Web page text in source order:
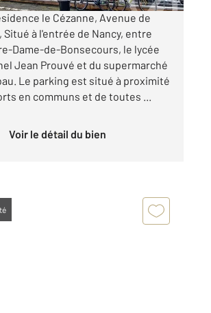
le Cézanne, Avenue de
à l'entrée de Nancy, entre
Dame-de-Bonsecours, le lycée
Jean Prouvé et du supermarché
Le parking est situé à proximité
en communs et de toutes ...
Voir le détail du bien